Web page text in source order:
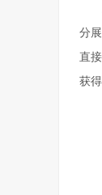
分
直
获